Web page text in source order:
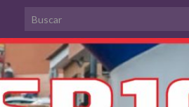
Search for: